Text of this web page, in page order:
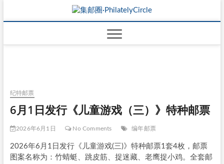
纪特邮票
6月1日发行《儿童游戏（三）》特种邮票
2026年6月1日 No Comments 编年邮票
2026年6月1日发行《儿童游戏(三)》特种邮票1套4枚，邮票
图案名称为：竹蜻蜓、跳皮筋、捉迷藏、老鹰捉小鸡。全套邮